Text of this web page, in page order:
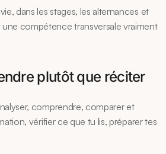
dans les stages, les alternances et
compétence transversale vraiment
plutôt que réciter
comprendre, comparer et
vérifier ce que tu lis, préparer tes